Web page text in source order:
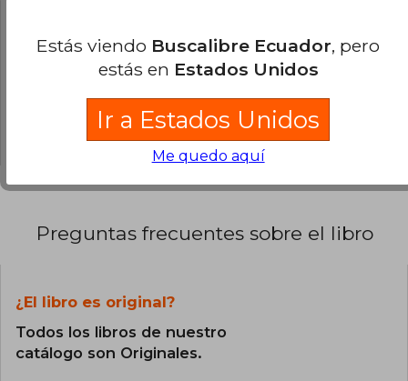
0% (0)
0% (0)
0% (0)
0% (0)
Preguntas frecuentes sobre el libro
¿El libro es original?
Todos los libros de nuestro
catálogo son Originales.
Estás viendo Buscalibre Ecuador, pero
estás en Estados Unidos
Ir a Estados Unidos
Me quedo aquí